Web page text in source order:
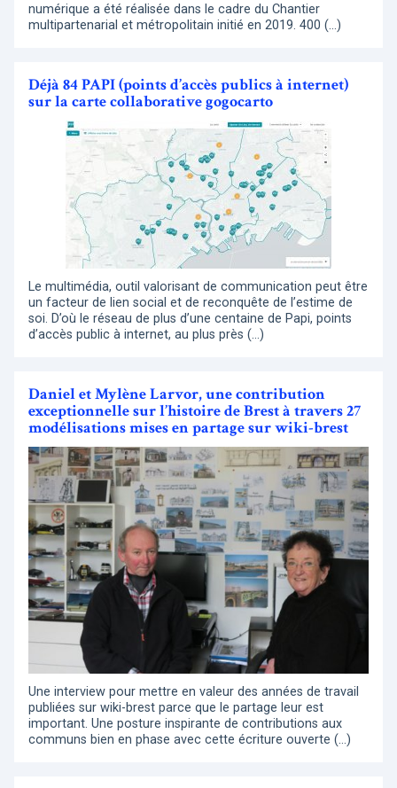
numérique a été réalisée dans le cadre du Chantier
multipartenarial et métropolitain initié en 2019. 400 (…)
Déjà 84 PAPI (points d’accès publics à internet)
sur la carte collaborative gogocarto
Le multimédia, outil valorisant de communication peut être
un facteur de lien social et de reconquête de l’estime de
soi. D’où le réseau de plus d’une centaine de Papi, points
d’accès public à internet, au plus près (…)
Daniel et Mylène Larvor, une contribution
exceptionnelle sur l’histoire de Brest à travers 27
modélisations mises en partage sur wiki-brest
Une interview pour mettre en valeur des années de travail
publiées sur wiki-brest parce que le partage leur est
important. Une posture inspirante de contributions aux
communs bien en phase avec cette écriture ouverte (…)